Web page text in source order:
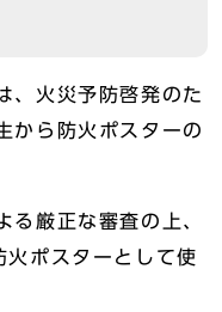
、火災予防啓発のた
から防火ポスターの
る厳正な審査の上、
ポスターとして使